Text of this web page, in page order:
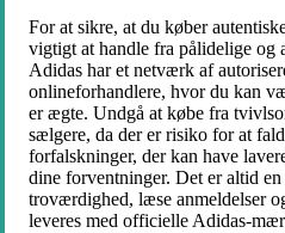
For at sikre, at du køber
vigtigt at handle fra pålidelige og
Adidas har et netværk af
onlineforhandlere, hvor du kan
er ægte. Undgå at købe fra
sælgere, da der er risiko for at
forfalskninger, der kan have
dine forventninger. Det er altid
troværdighed, læse anmeldelser
leveres med officielle Adidas-